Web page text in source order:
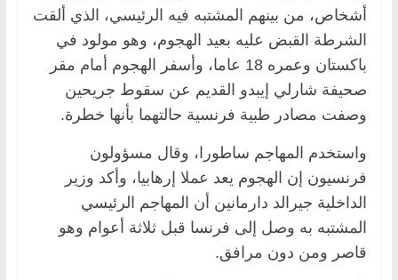
أشخاص، من بينهم المشتبه فيه الرئيسي، الذي ألقت
الشرطة القبض عليه بعيد الهجوم، وهو مولود في
باكستان وعمره 18 عاما، وأسفر الهجوم أمام مقر
صحيفة شارلي إيبدو القديم عن سقوط جريحين
وصفت مصادر طبية فرنسية حالتهما بأنها خطرة.
واستخدم المهاجم ساطورا، وقال مسؤولون
فرنسيون إن الهجوم يعد عملا إرهابيا، وأكد وزير
الداخلية جيرالد دارمانين أن المهاجم الرئيسي
المشتبه به وصل إلى فرنسا قبل ثلاثة أعوام وهو
قاصر ومن دون مرافق.